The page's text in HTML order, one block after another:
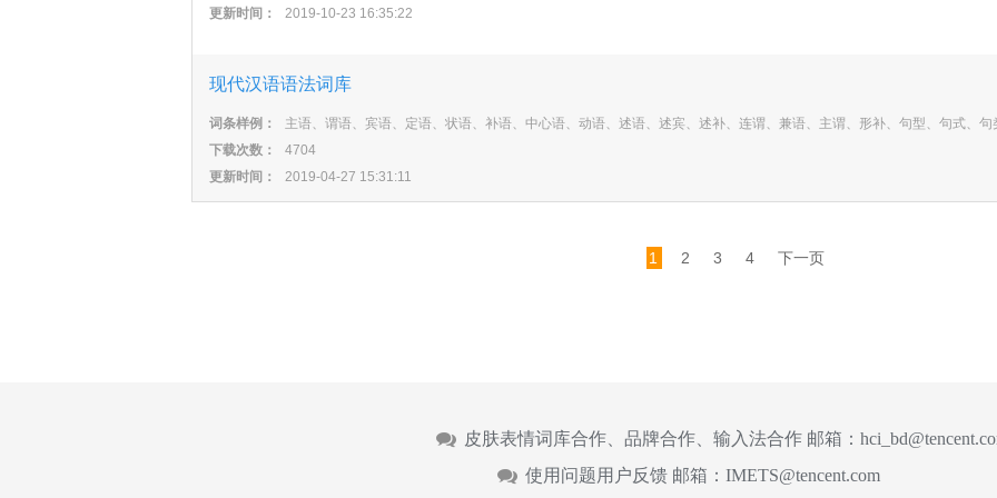
更新时间：
2019-10-23 16:35:22
现代汉语语法词库
词条样例：
主语、谓语、宾语、定语、状语、补语、中心语、动语、述语、述宾、述补、连谓、兼语、主谓、形补、句型、句式、句
下载次数：
4704
更新时间：
2019-04-27 15:31:11
1 2 3 4 下一页
皮肤表情词库合作、品牌合作、输入法合作 邮箱：
使用问题用户反馈 邮箱： IMETS@tencent.com